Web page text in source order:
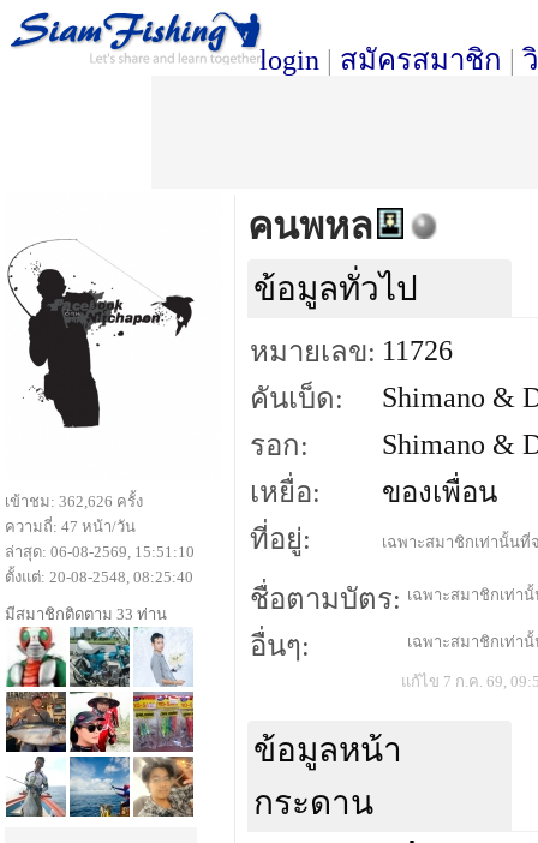
login | สมัครสมาชิก |
คนพหล
ข้อมูลทั่วไป
หมายเลข: 11726
คันเบ็ด:
Shimano &
รอก:
Shimano &
เหยื่อ:
ของเพื่อน
ที่อยู่:
เฉพาะสมาชิกเท่านั้นที่
ชื่อตามบัตร: เฉพาะสมาชิกเท่า
อื่นๆ: เฉพาะสมาชิกเท่า
แก้ไข 7 ก.ค. 69,
ข้อมูลหน้า
กระดาน
เข้าชม: 362,626 ครั้ง
ความถี่: 47 หน้า/วัน
ล่าสุด: 06-08-2569, 15:51:10
ตั้งแต่: 20-08-2548, 08:25:40
มีสมาชิกติดตาม 33 ท่าน